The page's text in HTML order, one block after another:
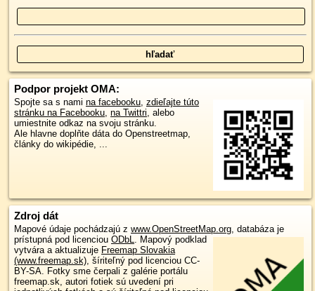
Podpor projekt OMA:
Spojte sa s nami na facebooku, zdieľajte túto
stránku na Facebooku, na Twittri, alebo
umiestnite odkaz na svoju stránku.
Ale hlavne doplňte dáta do Openstreetmap,
články do wikipédie, ...
Zdroj dát
Mapové údaje pochádzajú z www.OpenStreetMap.org , databáza je
prístupná pod licenciou ODbL
Mapový podklad
vytvára a aktualizuje Freemap Slovakia
(www.freemap.sk) , šíriteľný pod licenciou CC-
BY-SA. Fotky sme čerpali z galérie portálu
freemap.sk, autori fotiek sú uvedení pri